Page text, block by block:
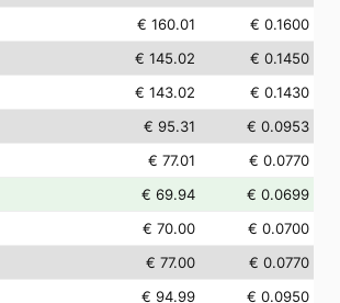
€ 160.01
€ 0.1600
€ 145.02
€ 0.1450
€ 143.02
€ 0.1430
€ 95.31
€ 0.0953
€ 77.01
€ 0.0770
€ 69.94
€ 0.0699
€ 70.00
€ 0.0700
€ 77.00
€ 0.0770
€ 94.99
€ 0.0950